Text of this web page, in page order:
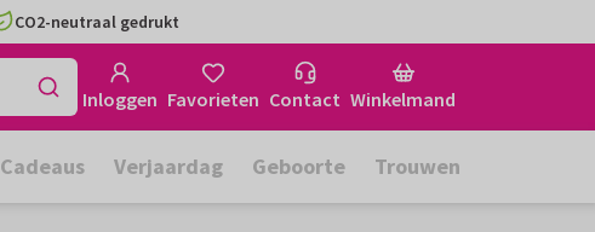
CO2-neutraal gedrukt
Inloggen Favorieten Contact Winkelmand
Cadeaus Verjaardag Geboorte Trouwen